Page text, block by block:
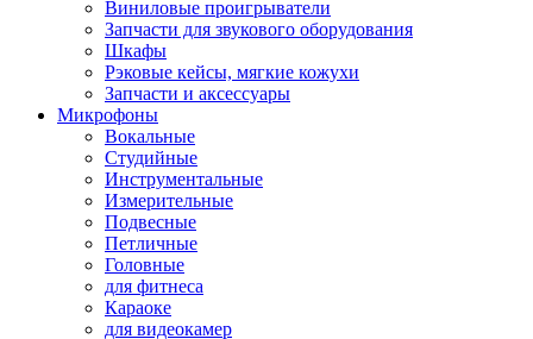
Виниловые проигрыватели
Запчасти для звукового оборудования
Шкафы
Рэковые кейсы, мягкие кожухи
Запчасти и аксессуары
Микрофоны
Вокальные
Студийные
Инструментальные
Измерительные
Подвесные
Петличные
Головные
для фитнеса
Караоке
для видеокамер